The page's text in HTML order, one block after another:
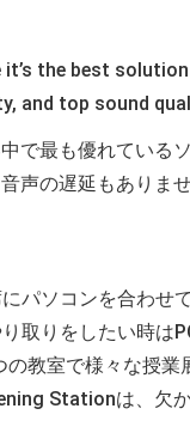
the best
and top sound
で最も優れている
声の遅延もありま
パソコンを合わせ
取りをしたい時は
教室で様々な授業
Stationは、欠